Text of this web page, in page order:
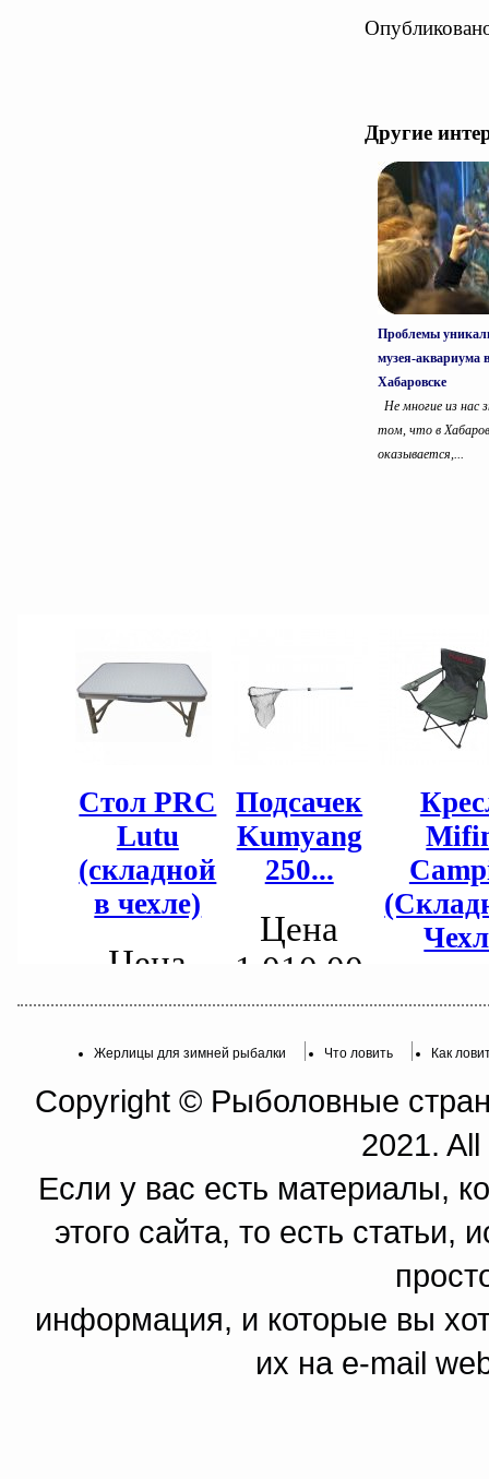
Другие
Проблемы
музея-аквариума в
Хабаровске
Не многие из нас
том, что в
оказывается,...
Жерлицы для зимней рыбалки Что ловить Как
Copyright © Рыболовные
2021.
Если у вас есть материалы,
этого сайта, то есть
информация, и которые вы
их на e-mail